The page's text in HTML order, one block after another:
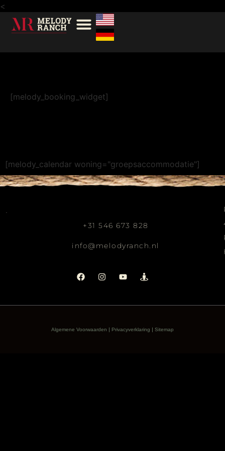
<
Book GA
[melody_booking_widget]
[melody_calendar woning="groepsaccommodatie"]
+31 546 673 828
info@melodyranch.nl
Algemene Voorwaarden | Privacyverklaring | Sitemap